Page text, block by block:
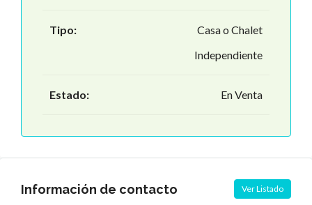
Tipo:
Casa o Chalet
Independiente
Estado: En Venta
Información de contacto Ver Listado